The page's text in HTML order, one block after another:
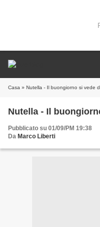
Casa » Nutella - Il buongiorno si vede
Nutella - Il
Pubblicato su 01/09/PM 19:38
Da Marco Liberti